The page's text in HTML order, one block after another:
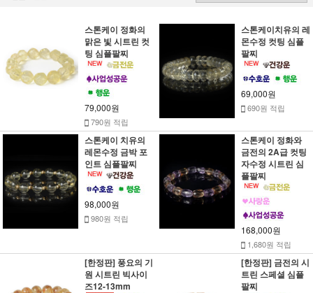
스톤케이 정화의
맑은 빛 시트린 컷
팅 심플팔찌
79,000원
790원 적립
스톤케이치유의 레
몬수정 컷팅 심플
팔찌
69,000원
690원 적립
스톤케이 치유의
레몬수정 금박 포
인트 심플팔찌
98,000원
980원 적립
스톤케이 정화와
금전의 2A급 컷팅
자수정 시트린 심
플팔찌
168,000원
1,680원 적립
[한정판] 풍요의 기
원 시트린 빅사이
즈12-13mm
[한정판] 금전의 시
트린 스페셜 심플
팔찌